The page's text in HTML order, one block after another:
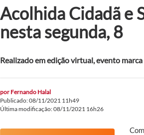
Acolhida Cidadã e
nesta segunda, 8
Realizado em edição virtual, evento
por Fernando Halal
Publicado: 08/11/2021 11h49
Última modificação: 08/11/2021 16h26